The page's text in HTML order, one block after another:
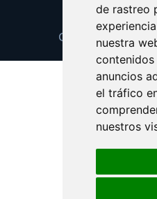
de rastreo
nuestra
anuncios
el tráfico
nuestros
Update
Copyright © 2025